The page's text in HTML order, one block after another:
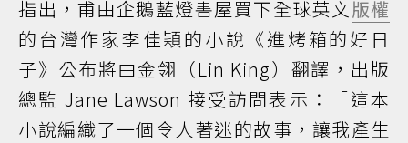
指出，甫由企鵝藍燈書屋買下全球英文版權
的台灣作家李佳穎的小說《進烤箱的好日
子》公布將由金翎（Lin King）翻譯，出版
總監 Jane Lawson 接受訪問表示：「這本
小說編織了一個令人著迷的故事，讓我產生